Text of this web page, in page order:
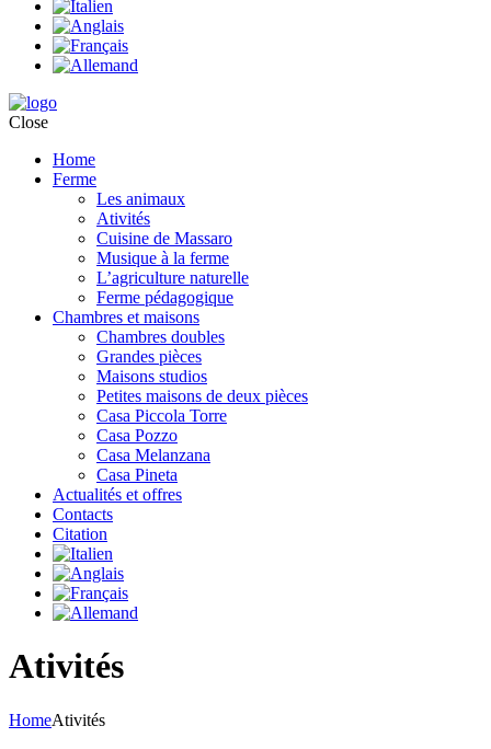
Close
Home
Ferme
Les animaux
Ativités
Cuisine de Massaro
Musique à la ferme
L’agriculture naturelle
Ferme pédagogique
Chambres et maisons
Chambres doubles
Grandes pièces
Maisons studios
Petites maisons de deux pièces
Casa Piccola Torre
Casa Pozzo
Casa Melanzana
Casa Pineta
Actualités et offres
Contacts
Citation
Ativités
HomeAtivités